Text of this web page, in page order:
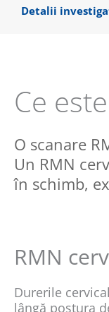
Detalii
Ce
O scanare
Un RMN
în schimb,
RMN
Durerile
lângă postura